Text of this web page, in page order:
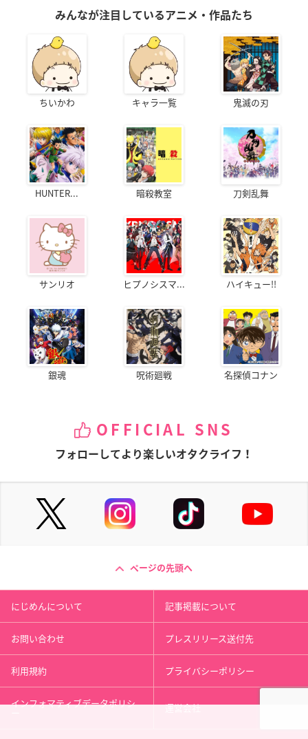
みんなが注目しているアニメ・作品たち
ちいかわ キャラ一覧 鬼滅の刃
HUNTER... 暗殺教室 刀剣乱舞
サンリオ ヒプノシスマ... ハイキュー!!
銀魂 呪術廻戦 名探偵コナン
OFFICIAL SNS
フォローしてより楽しいオタクライフ！
ページの先頭へ
にじめんについて 記事掲載について
お問い合わせ プレスリリース送付先
利用規約 プライバシーポリシー
インフォマティブデータポリシ 運営会社